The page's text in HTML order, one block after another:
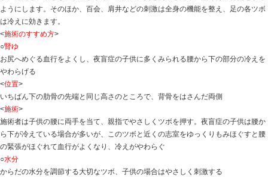
今回は、夜盲症
<症状>
夜盲症とは就寝後のおもらし、おねしょのことです。3
もおねしょの場合は、精神的なものが原因となっている
また、夜尿症の子供の冷え症の一種ということもできま
< 施術のポイント>
寝る前には水分を控え、たとえおもらししても、むやみ
に気をつけます。ツボ療法では腹部の関元、水分、中極